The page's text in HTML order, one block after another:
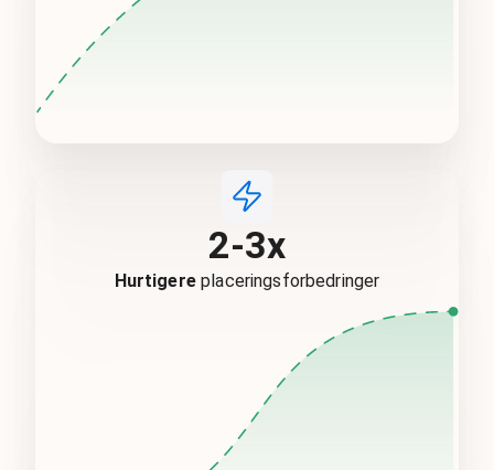
2-3x
Hurtigere placeringsforbedringer